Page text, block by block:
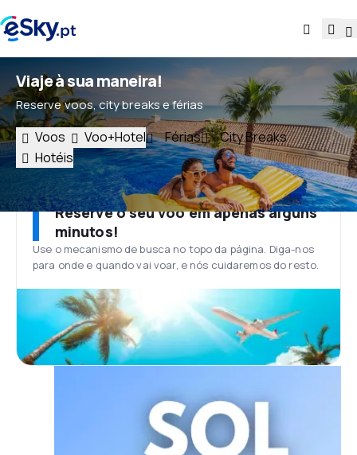
Viaje à sua maneira!
Reserve voos, city breaks e férias
Voos Voo+Hotel Férias
City Breaks
Hotéis
Reserve o seu voo em apenas alguns
minutos!
Use o mecanismo de busca no topo da página. Diga-nos
para onde e quando vai voar, e nós cuidaremos do resto.